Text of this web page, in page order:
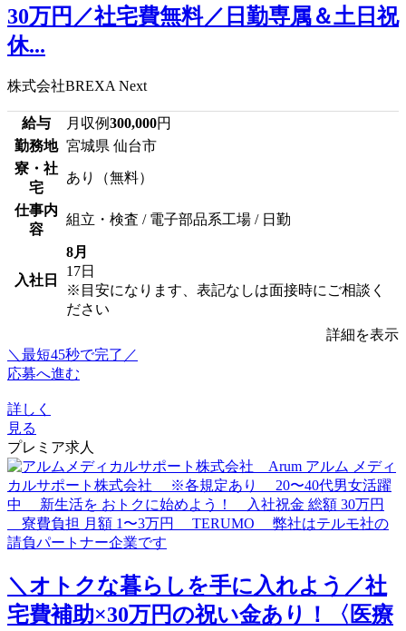
30万円／社宅費無料／日勤専属＆土日祝
休...
株式会社BREXA Next
給与 月収例300,000円
勤務地 宮城県 仙台市
寮・社
宅
あり（無料）
仕事内
容
組立・検査 / 電子部品系工場 / 日勤
入社日
8月
17日
※目安になります、表記なしは面接時にご相談く
ださい
詳細を表示
＼最短45秒で完了／
応募へ進む
詳しく
見る
プレミア求人
＼オトクな暮らしを手に入れよう／社
宅費補助×30万円の祝い金あり！〈医療